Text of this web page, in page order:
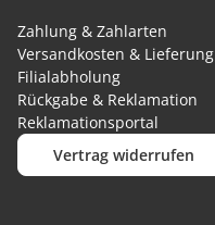
Zahlung & Zahlarten
Versandkosten & Lieferung
Filialabholung
Rückgabe & Reklamation
Reklamationsportal
Vertrag widerrufen